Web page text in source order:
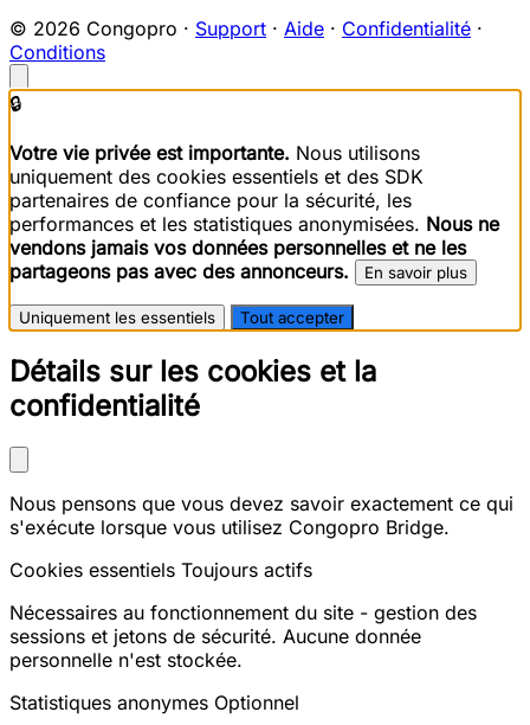
© 2026 Congopro · Support · Aide · Confidentialité ·
Conditions
🔒
Votre vie privée est importante. Nous utilisons
uniquement des cookies essentiels et des SDK
partenaires de confiance pour la sécurité, les
performances et les statistiques anonymisées. Nous ne
vendons jamais vos données personnelles et ne les
partageons pas avec des annonceurs.
En savoir plus
Uniquement les essentiels Tout accepter
Détails sur les cookies et la
confidentialité
Nous pensons que vous devez savoir exactement ce qui
s'exécute lorsque vous utilisez Congopro Bridge.
Cookies essentiels Toujours actifs
Nécessaires au fonctionnement du site - gestion des
sessions et jetons de sécurité. Aucune donnée
personnelle n'est stockée.
Statistiques anonymes Optionnel